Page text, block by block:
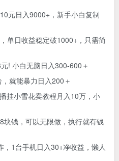
元日入9000+，新手小白复制
单日收益稳定破1000+，只需简
! 小白无脑日入300-600＋
就能暴力日入200＋
挂小雪花卖教程月入10万，小
块钱，可以无限做，执行就有钱
1台手机日入30+净收益，懒人